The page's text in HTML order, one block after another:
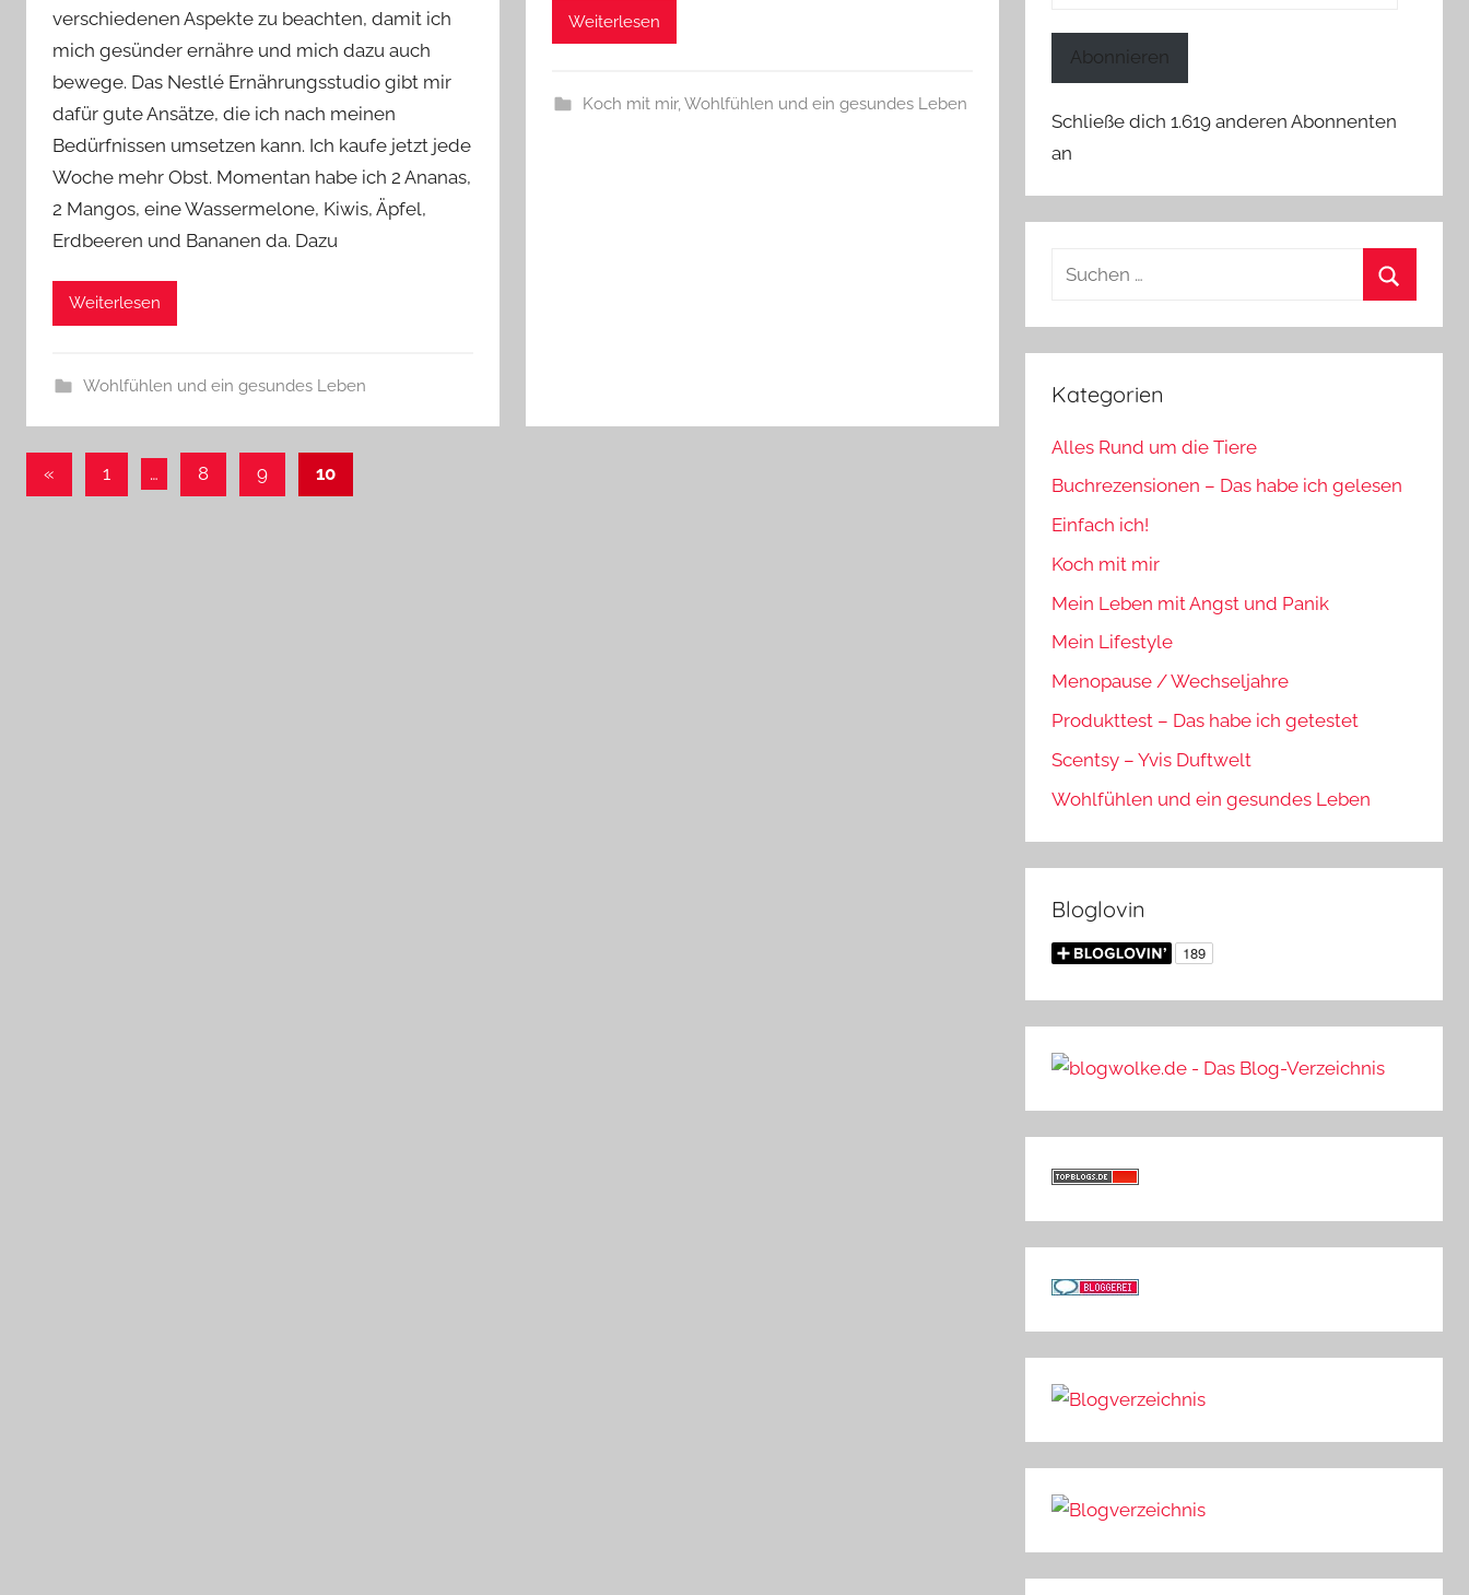
n
n
verschiedenen Aspekte zu beachten, damit ich
mich gesünder ernähre und mich dazu auch
bewege. Das Nestlé Ernährungsstudio gibt mir
dafür gute Ansätze, die ich nach meinen
Bedürfnissen umsetzen kann. Ich kaufe jetzt jede
Woche mehr Obst. Momentan habe ich 2 Ananas,
2 Mangos, eine Wassermelone, Kiwis, Äpfel,
Erdbeeren und Bananen da. Dazu
Weiterlesen
Wohlfühlen und ein gesundes Leben
Weiterlesen
Koch mit mir,Wohlfühlen und ein gesundes Leben
Seitennummerierung
« Vorherige
1 … 8 9 10
Abonnieren
Schließe dich 1.619 anderen Abonnenten
an
Suchen
Kategorien
Alles Rund um die Tiere
Buchrezensionen – Das habe ich gelesen
Einfach ich!
Koch mit mir
Mein Leben mit Angst und Panik
Mein Lifestyle
Menopause / Wechseljahre
Produkttest – Das habe ich getestet
Scentsy – Yvis Duftwelt
Wohlfühlen und ein gesundes Leben
Bloglovin